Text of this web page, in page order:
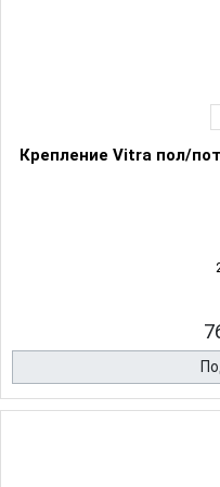
Крепление Vitra пол/